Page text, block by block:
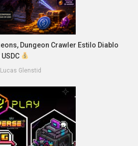
Dungeon Crawler Estilo Diablo
Lucas Glenstid